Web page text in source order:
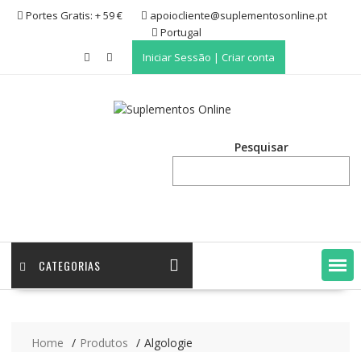
Skip Portes Gratis: + 59 €
apoiocliente@suplementosonline.pt
Portugal
Iniciar Sessão | Criar conta
Pesquisar
CATEGORIAS
Home Produtos Algologie